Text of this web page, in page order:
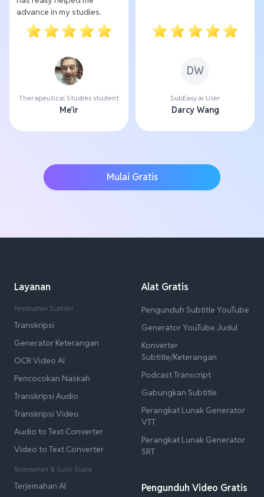
advance in my studies.
Therapeutical Studies student
Me'ir
DW
SubEasy.ai User
Darcy Wang
Mulai Gratis
Layanan
Pembuatan Subtitel
Transkripsi
Generator Keterangan
OCR Video AI
Pencocokan Naskah
Transkripsi Audio
Transkripsi Video
Audio to Text Converter
Video to Text Converter
Terjemahan & Sulih Suara
Terjemahan AI
Alat Gratis
Pengunduh Subtitle YouTube
Generator YouTube Judul
Konverter
Subtitle/Keterangan
Podcast Transcript
Gabungkan Subtitle
Perangkat Lunak Generator
VTT
Perangkat Lunak Generator
SRT
Pengunduh Video Gratis